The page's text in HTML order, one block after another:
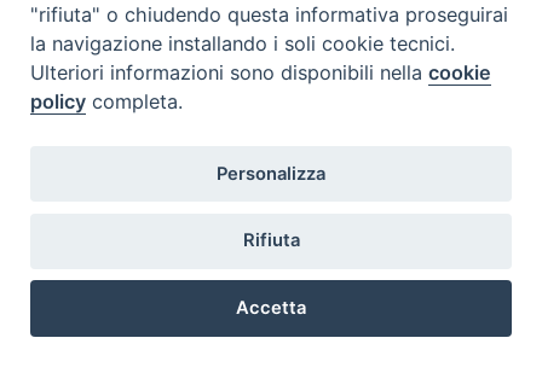
@2022 - Istituto Superiore di Scienze Religiose di Milano, via
"rifiuta" o chiudendo questa informativa proseguirai
la navigazione installando i soli cookie tecnici.
Ulteriori informazioni sono disponibili nellacookie
policy completa.
Personalizza
Rifiuta
Accetta